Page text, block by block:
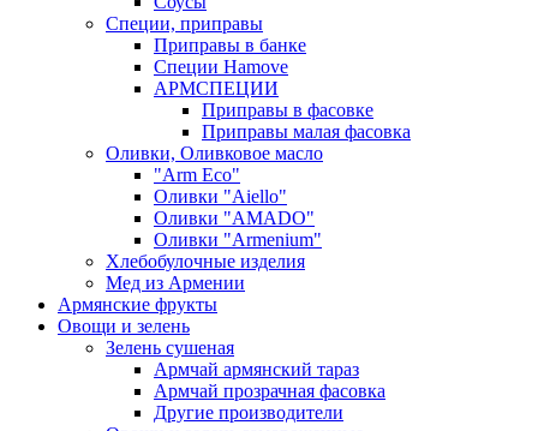
Специи, приправы
Приправы в банке
Специи Hamove
АРМСПЕЦИИ
Приправы в фасовке
Приправы малая фасовка
Оливки, Оливковое масло
"Arm Eco"
Оливки "Aiello"
Оливки "AMADO"
Оливки "Armenium"
Хлебобулочные изделия
Мед из Армении
Армянские фрукты
Овощи и зелень
Зелень сушеная
Армчай армянский тараз
Армчай прозрачная фасовка
Другие производители